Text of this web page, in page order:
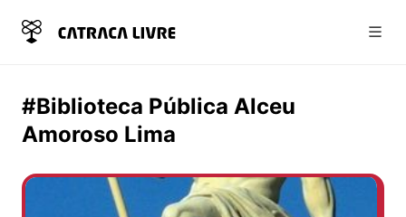
#Biblioteca Pública Alceu
Amoroso Lima